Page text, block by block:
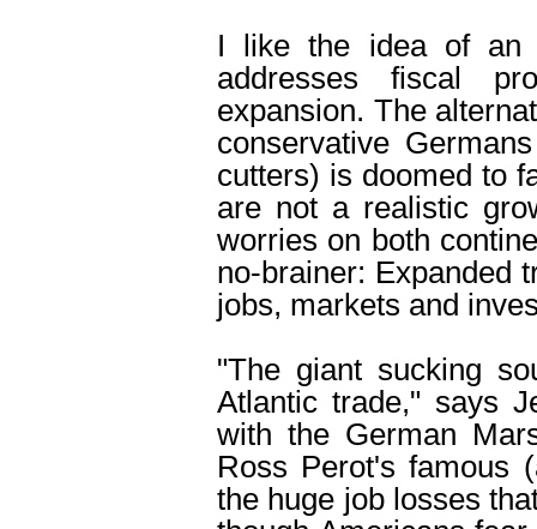
I like the idea of an
addresses fiscal
expansion. The
conservative
cutters) is doomed to
are not a realistic
worries on both
no-brainer: Expanded
jobs, markets and
"The giant sucking
Atlantic trade," says
with the German
Ross Perot's famous
the huge job losses